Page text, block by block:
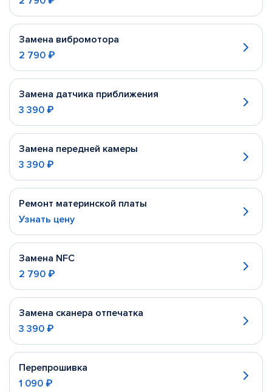
Замена вибромотора
2 790 ₽
Замена датчика приближения
3 390 ₽
Замена передней камеры
3 390 ₽
Ремонт материнской платы
Узнать цену
Замена NFC
2 790 ₽
Замена сканера отпечатка
3 390 ₽
Перепрошивка
1 090 ₽